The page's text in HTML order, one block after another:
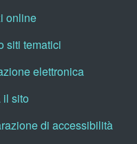
online
siti tematici
elettronica
il sito
di accessibilità